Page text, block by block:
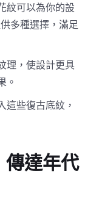
紋可以為你的設
多種選擇，滿足
理，使設計更具
。
這些復古底紋，
達年代